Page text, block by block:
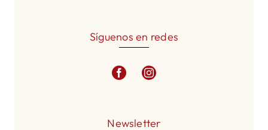
Síguenos en redes
Newsletter